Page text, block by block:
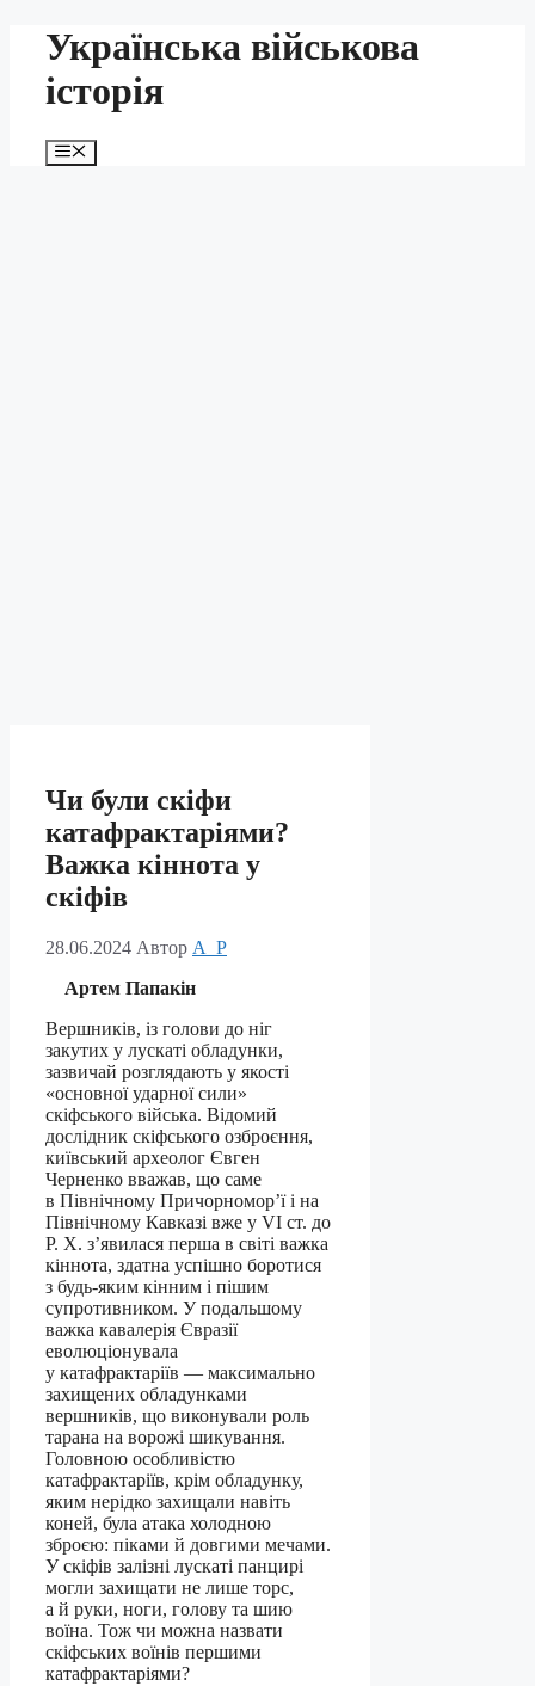
Перейти
вмісту
Українська військова
історія
Меню
Чи були скіфи
катафрактаріями?
Важка кіннота у
скіфів
28.06.2024 Автор A_P
Артем Папакін
Вершників, із голови до ніг
закутих у лускаті обладунки,
зазвичай розглядають у якості
«основної ударної сили»
скіфського війська. Відомий
дослідник скіфського озброєння,
київський археолог Євген
Черненко вважав, що саме
в Північному Причорномор’ї і на
Північному Кавказі вже у VI ст. до
Р. Х. з’явилася перша в світі важка
кіннота, здатна успішно боротися
з будь-яким кінним і пішим
супротивником. У подальшому
важка кавалерія Євразії
еволюціонувала
у катафрактаріїв — максимально
захищених обладунками
вершників, що виконували роль
тарана на ворожі шикування.
Головною особливістю
катафрактаріїв, крім обладунку,
яким нерідко захищали навіть
коней, була атака холодною
зброєю: піками й довгими мечами.
У скіфів залізні лускаті панцирі
могли захищати не лише торс,
а й руки, ноги, голову та шию
воїна. Тож чи можна назвати
скіфських воїнів першими
катафрактаріями?